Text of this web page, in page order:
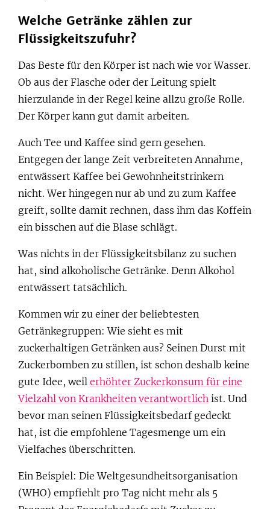
Welche Getränke zählen zur
Flüssigkeitszufuhr?
Das Beste für den Körper ist nach wie vor Wasser.
Ob aus der Flasche oder der Leitung spielt
hierzulande in der Regel keine allzu große Rolle.
Der Körper kann gut damit arbeiten.
Auch Tee und Kaffee sind gern gesehen.
Entgegen der lange Zeit verbreiteten Annahme,
entwässert Kaffee bei Gewohnheitstrinkern
nicht. Wer hingegen nur ab und zu zum Kaffee
greift, sollte damit rechnen, dass ihm das Koffein
ein bisschen auf die Blase schlägt.
Was nichts in der Flüssigkeitsbilanz zu suchen
hat, sind alkoholische Getränke. Denn Alkohol
entwässert tatsächlich.
Kommen wir zu einer der beliebtesten
Getränkegruppen: Wie sieht es mit
zuckerhaltigen Getränken aus? Seinen Durst mit
Zuckerbomben zu stillen, ist schon deshalb keine
gute Idee, weil erhöhter Zuckerkonsum für eine
Vielzahl von Krankheiten verantwortlich ist. Und
bevor man seinen Flüssigkeitsbedarf gedeckt
hat, ist die empfohlene Tagesmenge um ein
Vielfaches überschritten.
Ein Beispiel: Die Weltgesundheitsorganisation
(WHO) empfiehlt pro Tag nicht mehr als 5